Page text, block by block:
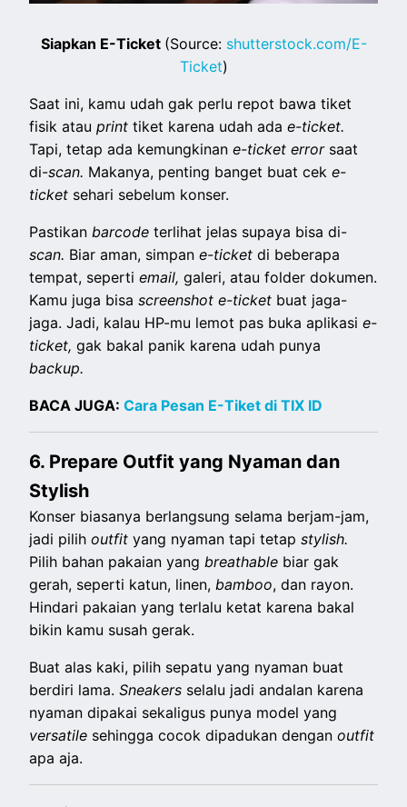
Siapkan E-Ticket (Source: shutterstock.com/E-
Ticket)
Saat ini, kamu udah gak perlu repot bawa tiket
fisik atauprinttiket karena udah adae-ticket.
Tapi, tetap ada kemungkinane-ticket error saat
di-scan. Makanya, penting banget buat ceke-
ticket sehari sebelum konser.
Pastikanbarcodeterlihat jelas supaya bisa di-
scan. Biar aman, simpane-ticketdi beberapa
tempat, sepertiemail,galeri, atau folder dokumen.
Kamu juga bisascreenshot e-ticket buat jaga-
jaga. Jadi, kalau HP-mu lemot pas buka aplikasie-
ticket,gak bakal panik karena udah punya
backup.
BACA JUGA:Cara Pesan E-Tiket di TIX ID
6. Prepare Outfit yang Nyaman dan
Stylish
Konser biasanya berlangsung selama berjam-jam,
jadi pilihoutfityang nyaman tapi tetapstylish.
Pilih bahan pakaian yangbreathable biar gak
gerah, seperti katun, linen,bamboo, dan rayon.
Hindari pakaian yang terlalu ketat karena bakal
bikin kamu susah gerak.
Buat alas kaki, pilih sepatu yang nyaman buat
berdiri lama.Sneakers selalu jadi andalan karena
nyaman dipakai sekaligus punya model yang
versatile sehingga cocok dipadukan denganoutfit
apa aja.